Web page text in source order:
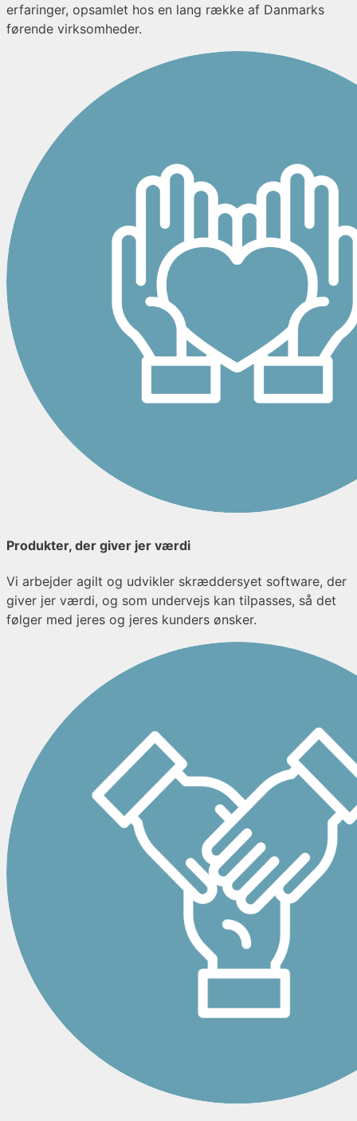
erfaringer, opsamlet hos en lang række af Danmarks
førende virksomheder.
Produkter, der giver jer værdi
Vi arbejder agilt og udvikler skræddersyet software, der
giver jer værdi, og som undervejs kan tilpasses, så det
følger med jeres og jeres kunders ønsker.